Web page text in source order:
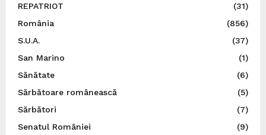
REPATRIOT
(31)
România
(856)
S.U.A.
(37)
San Marino
(1)
Sănătate
(6)
Sărbătoare românească
(5)
Sărbători
(7)
Senatul României
(9)